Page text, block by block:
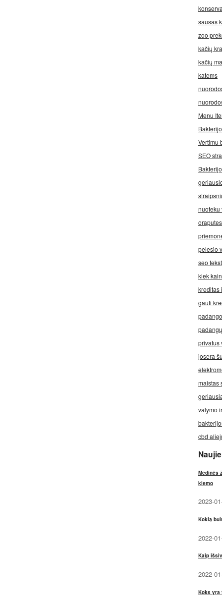
sausas
zoo
kačių
kačių
katems
Menu
Vertimu
SEO
nuoteku
pelesio
seo
kiek
kreditas
gauti
privatus
josera
maistas
valymo
cbd
Medinės
kiemo
2023-
Kokią
2022-
Kaip
2022-
Koks yra